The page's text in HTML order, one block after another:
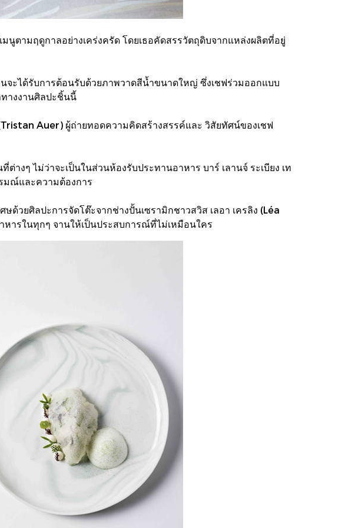
ตามฤดูกาลอย่างเคร่งครัด โดยเธอคัดสรรวัตถุดิบจากแหล่งผลิตที่อยู่
จะได้รับการต้อนรับด้วยภาพวาดสีน้ำขนาดใหญ่ ซึ่งเชฟร่วมออกแบบ
ทางงานศิลปะชิ้นนี้
Auer) ผู้ถ่ายทอดความคิดสร้างสรรค์และ วิสัยทัศน์ของเชฟ
งๆ ไม่ว่าจะเป็นในส่วนห้องรับประทานอาหาร บาร์ เลานจ์ ระเบียง เท
มณ์และความต้องการ
วยศิลปะการจัดโต๊ะจากช่างปั้นเซรามิกชาวสวิส เลอา เครลิง (Léa
ารในทุกๆ จานให้เป็นประสบการณ์ที่ไม่เหมือนใคร